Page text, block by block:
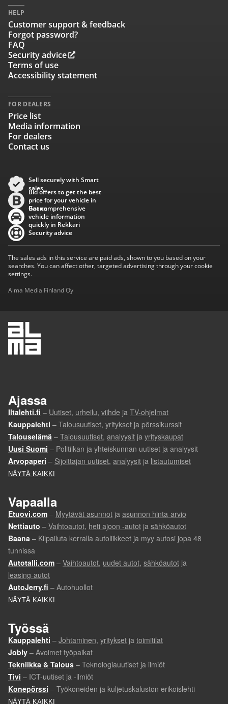
HELP
Customer support & feedback
Forgot password?
FAQ
Security advice
Terms of use
Accessibility statement
FOR DEALERS
Price list
Media information
For dealers
Contact us
Sell securely with Smart
sales
Bid offers to get the best
price for your vehicle in
Baana
Get comprehensive
vehicle information
quickly in Rekkari
Security advice
The sales ads in this service are paid ads, shown to you based on your
searches. You can affect other, targeted advertising through your cookie
settings.
Alma Media Finland Oy